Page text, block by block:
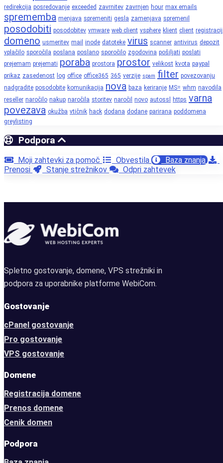
redirekcija posredovanje exceeded zavrnitev zavrnjen hour max emails
sprememba menjava spremeniti gesla zamenjava spremenil
posodobiti posodobitev vmware web client vsphere klient client
domeno usmeritev mail inode datoteke virus scanner antivirus depozit
vplačilo sporočila poslana poslano sporočilo zgodovina pošiljati poslati
prejemam prejemati poraba prostora prostor velikost kvota paypal
prikaz zasedenost log office office365 365 verzije spam filter povezovanju
nadgradite posodobite komunikacija nova baza keriranje MS= whm navodila
reseller naročilo nakup naročila storitev naročil novo autossl https varna
povezava okužba vtičnik hack dodana dodane parirana poddomena
greylisting
Podpora
Moji zahtevki za pomoč Obvestila
Baza znanja
Prenosi
Stanje strežnikov Odpri zahtevek
Spletno gostovanje, domene, VPS strežniki in
podpora za uporabnike platforme WebiCom.
Gostovanje
cPanel gostovanje
Pro gostovanje
VPS gostovanje
Domene
Registracija domene
Prenos domene
Cenik domen
Podpora